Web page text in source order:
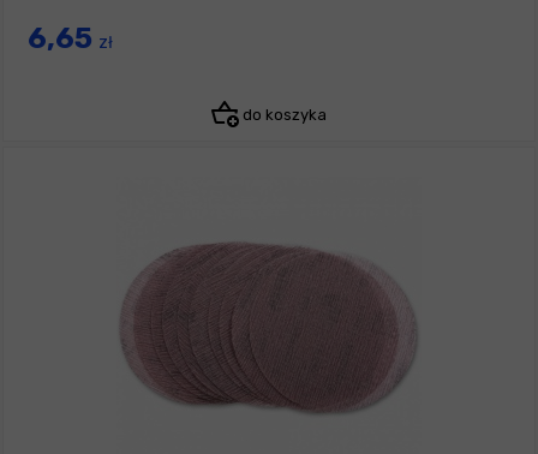
6,65 zł
do koszyka